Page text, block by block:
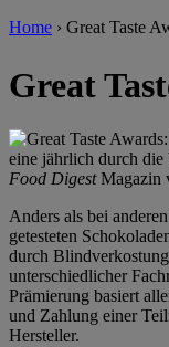
Home › Great Taste
Great
eine jährlich durch die
Food DigestMagazin
Anders als bei
getesteten
durch
unterschiedlicher
Prämierung basiert
und Zahlung einer
Hersteller.